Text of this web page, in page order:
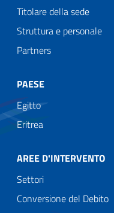
Titolare della sede
Struttura e personale
Partners
PAESE
Egitto
Eritrea
AREE D'INTERVENTO
Settori
Conversione del Debito